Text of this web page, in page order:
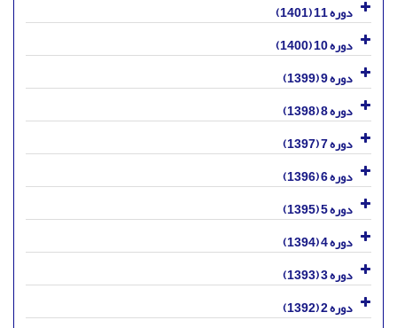
دوره 11 (1401)
دوره 10 (1400)
دوره 9 (1399)
دوره 8 (1398)
دوره 7 (1397)
دوره 6 (1396)
دوره 5 (1395)
دوره 4 (1394)
دوره 3 (1393)
دوره 2 (1392)